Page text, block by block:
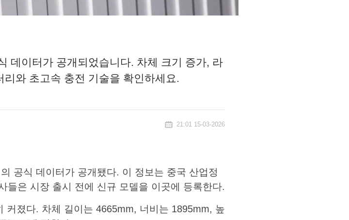
데이터가 공개되었습니다. 차체 크기 증가, 라
와 초고속 충전 기술을 확인하세요.
21:01 15-03-2026
공식 데이터가 공개됐다. 이 정보는 중국 산업정
들은 시장 출시 전에 신규 모델을 이곳에 등록한다.
커졌다. 차체 길이는 4665mm, 너비는 1895mm, 높